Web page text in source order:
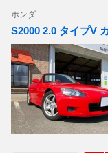
ホンダ
S2000 2.0 タイプV